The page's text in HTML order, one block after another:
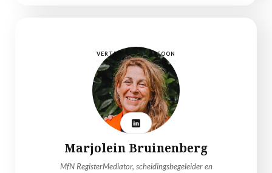
VERTROUWENSPERSOON
Marjolein Bruinenberg
MfN RegisterMediator, scheidingsbegeleider en